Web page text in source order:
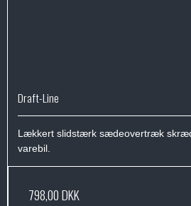
Draft-Line
Lækkert slidstærk sædeovertræk
varebil.
798,00 DKK